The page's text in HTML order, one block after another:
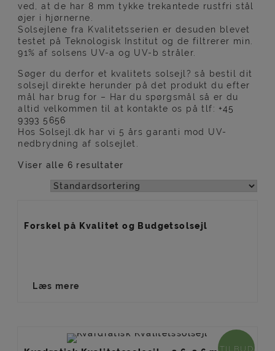
ved, at de har 8 mm tykke trekantede rustfri stål
øjer i hjørnerne.
Solsejlene fra Kvalitetsserien er desuden blevet
testet på Teknologisk Institut og de filtrerer min.
91% af solsens UV-a og UV-b stråler.
Søger du derfor et kvalitets solsejl? så bestil dit
solsejl direkte herunder på det produkt du efter
mål har brug for – Har du spørgsmål så er du
altid velkommen til at kontakte os på t lf:+45
9393 5656
Hos Solsejl.dk har vi 5 års garanti mod UV-
nedbrydning af solsejlet.
Viser alle 6 resultater
Forskel på Kvalitet og Budgetsolsejl
Læs mere
TILBUD